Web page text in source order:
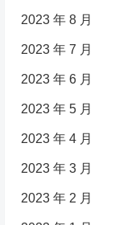
2023 年 8 月
2023 年 7 月
2023 年 6 月
2023 年 5 月
2023 年 4 月
2023 年 3 月
2023 年 2 月